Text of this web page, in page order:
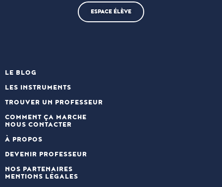
ESPACE ÉLÈVE
LE BLOG
LES INSTRUMENTS
TROUVER UN PROFESSEUR
COMMENT ÇA MARCHE
NOUS CONTACTER
À PROPOS
DEVENIR PROFESSEUR
NOS PARTENAIRES
MENTIONS LÉGALES